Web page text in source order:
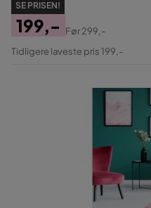
SE PRISEN!
Pris
199,-
Original
Før299,-
Tidligere laveste pris 199,-